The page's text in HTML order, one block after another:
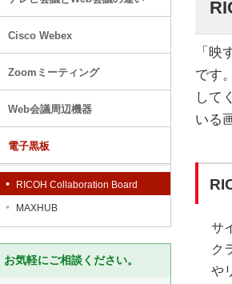
「
です
して
いる
サ
ク
や
Cisco Webex
Zoomミーティング
Web会議周辺機器
電子黒板
RICOH Collaboration Board
MAXHUB
お気軽にご相談ください。